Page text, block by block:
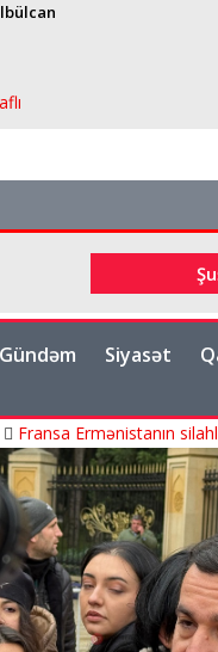
Gündəm Siyasət
Fransa Ermənistanın